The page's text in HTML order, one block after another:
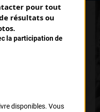
Master 1 à 4
DE LA
pour tout
résultats ou
la participation de
disponibles. Vous